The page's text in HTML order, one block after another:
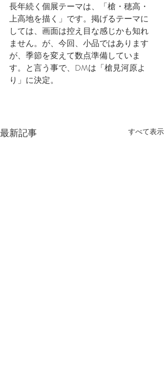
長年続く個展テーマは、「槍・穂高・
上高地を描く」です。掲げるテーマに
しては、画面は控え目な感じかも知れ
ません。が、今回、小品ではあります
が、季節を変えて数点準備していま
す。と言う事で、DMは「槍見河原よ
り」に決定。
最新記事 すべて表示